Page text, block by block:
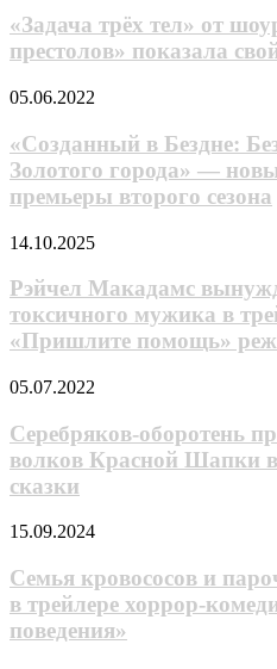
франчайза
«Выпускной
класс»
тел»
шоураннеров
престолов»
свой
первый
тизер
«Задача трёх тел» от
престолов» показала
«Созданный
Бездне:
Безжалостное
солнце
Золотого
—
трейлер
и
дата
премьеры
сезона
05.06.2022
«Созданный в Бездне:
Золотого города» —
премьеры второго сезона
Рэйчел
вынуждена
токсичного
мужика
трейлере
«Пришлите
помощь»
Сэма
Рэйми
14.10.2025
Рэйчел Макадамс
токсичного мужика в
«Пришлите помощь»
Серебряков-
против
охотницы
на
волков
Шапки
трейлере
современной
сказки
05.07.2022
Серебряков-оборотень
волков Красной Шапки в
сказки
Семья
и
парочка
Дэмиэнов
Льюислв
15.09.2024
Семья кровососов и
в трейлере хоррор-
поведения»